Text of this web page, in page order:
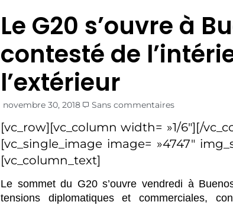
Le G20 s’ouvre à
contesté de
l’extérieur
novembre 30, 2018 Sans commentaires
[vc_row][vc_column width= »1/6″][/
[vc_single_image image= »4747″
[vc_column_text]
Le sommet du G20 s’ouvre vendredi à
tensions diplomatiques et commerciales,